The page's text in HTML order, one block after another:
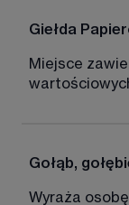
Giełda
Miejsce
Gołąb,
Wyraża